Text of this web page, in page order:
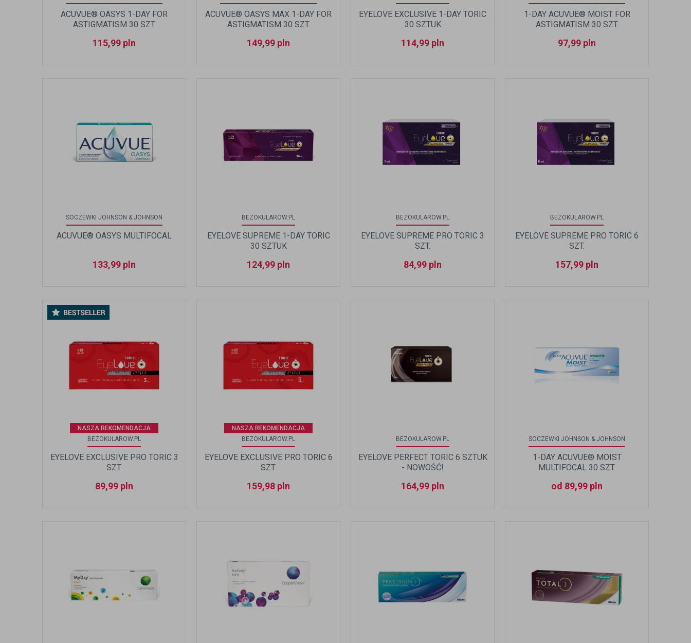
ACUVUE® OASYS 1-DAY FOR
ASTIGMATISM 30 SZT.
115,99 pln
ACUVUE® OASYS MAX 1-DAY FOR
ASTIGMATISM 30 SZT
149,99 pln
EYELOVE EXCLUSIVE 1-DAY TORIC
30 SZTUK
114,99 pln
1-DAY ACUVUE® MOIST FOR
ASTIGMATISM 30 SZT.
97,99 pln
SOCZEWKI JOHNSON & JOHNSON
ACUVUE® OASYS MULTIFOCAL
133,99 pln
BEZOKULAROW.PL
EYELOVE SUPREME 1-DAY TORIC
30 SZTUK
124,99 pln
BEZOKULAROW.PL
EYELOVE SUPREME PRO TORIC 3
SZT.
84,99 pln
BEZOKULAROW.PL
EYELOVE SUPREME PRO TORIC 6
SZT.
157,99 pln
NASZA REKOMENDACJA
BEZOKULAROW.PL
EYELOVE EXCLUSIVE PRO TORIC 3
SZT.
89,99 pln
NASZA REKOMENDACJA
BEZOKULAROW.PL
EYELOVE EXCLUSIVE PRO TORIC 6
SZT.
159,98 pln
BEZOKULAROW.PL
EYELOVE PERFECT TORIC 6 SZTUK
- NOWOŚĆ!
164,99 pln
SOCZEWKI JOHNSON & JOHNSON
1-DAY ACUVUE® MOIST
MULTIFOCAL 30 SZT.
od 89,99 pln